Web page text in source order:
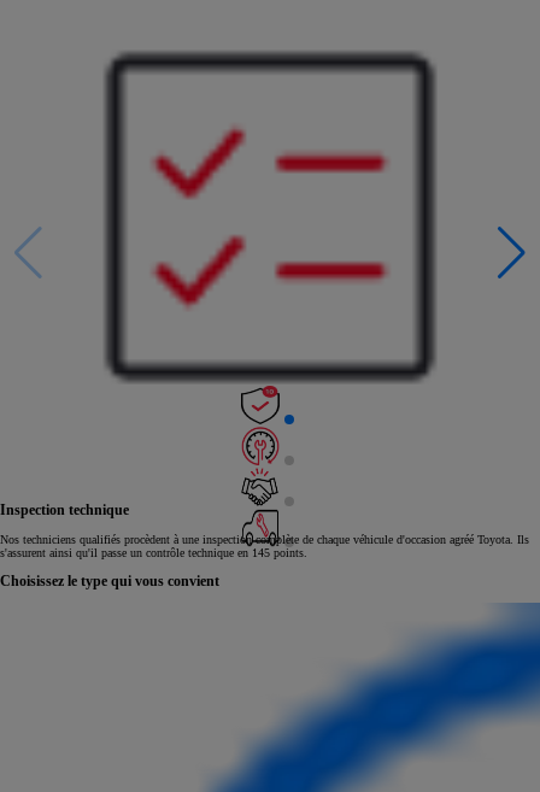
Inspection technique
Nos techniciens qualifiés procèdent à une inspection complète de chaque véhicule d'occasion agréé Toyota. Ils
s'assurent ainsi qu'il passe un contrôle technique en 145 points.
Choisissez le type qui vous convient